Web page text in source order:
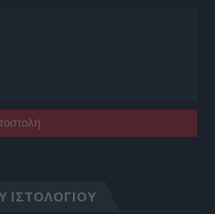
ΙΣΤΟΛΟΓΊΟΥ